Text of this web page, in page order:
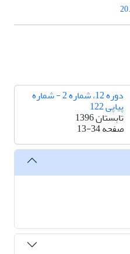
دوره 12، شماره 2 - شماره
پیاپی 122
تابستان 1396
صفحه13-34